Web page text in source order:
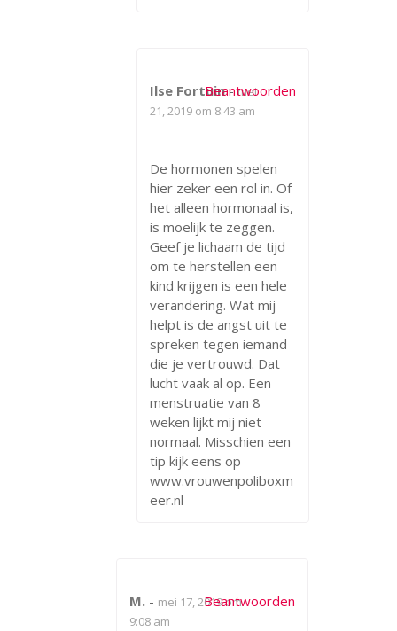
Ilse Fortuin-mei
21, 2019 om 8:43 am
De hormonen spelen
hier zeker een rol in. Of
het alleen hormonaal is,
is moelijk te zeggen.
Geef je lichaam de tijd
om te herstellen een
kind krijgen is een hele
verandering. Wat mij
helpt is de angst uit te
spreken tegen iemand
die je vertrouwd. Dat
lucht vaak al op. Een
menstruatie van 8
weken lijkt mij niet
normaal. Misschien een
tip kijk eens op
www.vrouwenpoliboxm
eer.nl
Beantwoorden
M. - mei 17, 2019 om
9:08 am
Beantwoorden